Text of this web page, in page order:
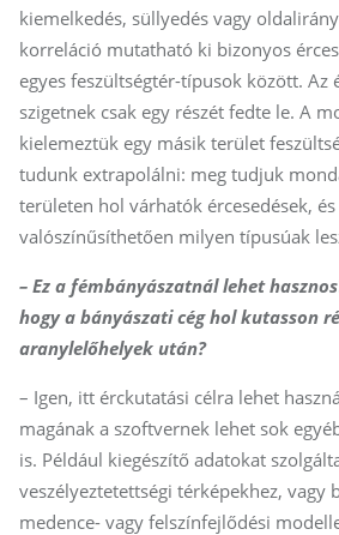
kiemelkedés, süllyedés vagy
korreláció mutatható ki bizonyos
egyes feszültségtér-típusok között. Az
szigetnek csak egy részét fedte le. A
kielemeztük egy másik terület
tudunk extrapolálni: meg tudjuk
területen hol várhatók ércesedések, és
valószínűsíthetően milyen típusúak
– Ez a fémbányászatnál lehet
hogy a bányászati cég hol kutasson
aranylelőhelyek után?
– Igen, itt érckutatási célra lehet
magának a szoftvernek lehet sok
is. Például kiegészítő adatokat
veszélyeztetettségi térképekhez, vagy
medence- vagy felszínfejlődési